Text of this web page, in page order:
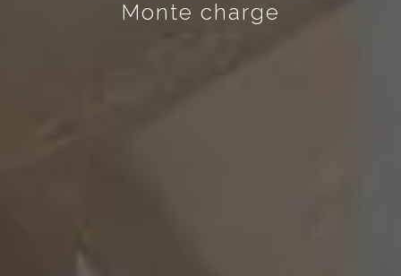
Monte charge